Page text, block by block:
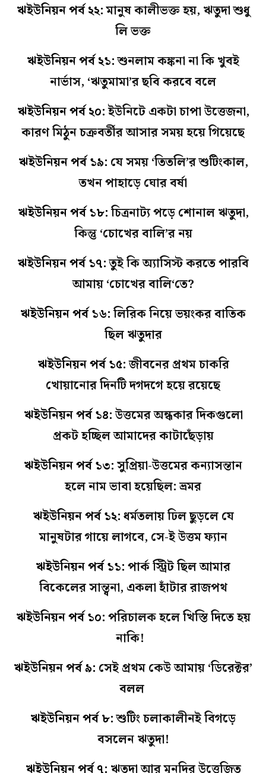
ঋইউনিয়ন পর্ব ২২:মানুষ কালীভক্ত হয়, ঋতুদা শুধু
লি ভক্ত
ঋইউনিয়ন পর্ব ২১:শুনলাম কঙ্কনা না কি খুবই
নার্ভাস, ‘ঋতুমামা’র ছবি করবে বলে
ঋইউনিয়ন পর্ব ২০:ইউনিটে একটা চাপা উত্তেজনা,
কারণ মিঠুন চক্রবর্তীর আসার সময় হয়ে গিয়েছে
ঋইউনিয়ন পর্ব ১৯: যে সময় ‘তিতলি’র শুটিংকাল,
তখন পাহাড়ে ঘোর বর্ষা
ঋইউনিয়ন পর্ব ১৮:চিত্রনাট্য পড়ে শোনাল ঋতুদা,
কিন্তু ‘চোখের বালি’র নয়
ঋইউনিয়ন পর্ব ১৭:তুই কি অ্যাসিস্ট করতে পারবি
আমায় ‘চোখের বালি‘তে?
ঋইউনিয়ন পর্ব ১৬:লিরিক নিয়ে ভয়ংকর বাতিক
ছিল ঋতুদার
ঋইউনিয়ন পর্ব ১৫:জীবনের প্রথম চাকরি
খোয়ানোর দিনটি দগদগে হয়ে রয়েছে
ঋইউনিয়ন পর্ব ১৪:উত্তমের অন্ধকার দিকগুলো
প্রকট হচ্ছিল আমাদের কাটাছেঁড়ায়
ঋইউনিয়ন পর্ব ১৩:সুপ্রিয়া-উত্তমের কন্যাসন্তান
হলে নাম ভাবা হয়েছিল: ভ্রমর
ঋইউনিয়ন পর্ব ১২:ধর্মতলায় ঢিল ছুড়লে যে
মানুষটার গায়ে লাগবে, সে-ই উত্তম ফ্যান
ঋইউনিয়ন পর্ব ১১:পার্ক স্ট্রিট ছিল আমার
বিকেলের সান্ত্বনা, একলা হাঁটার রাজপথ
ঋইউনিয়ন পর্ব ১০:পরিচালক হলে খিস্তি দিতে হয়
নাকি!
ঋইউনিয়ন পর্ব ৯: সেই প্রথম কেউ আমায় ‘ডিরেক্টর’
বলল
ঋইউনিয়ন পর্ব ৮:শুটিং চলাকালীনই বিগড়ে
বসলেন ঋতুদা!